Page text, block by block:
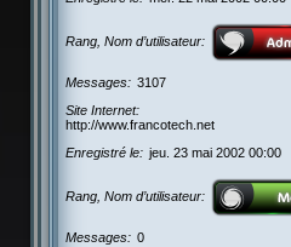
Rang, Nom d’utilisateur
Messages
3107
Site Internet
http://www.francotech.net
Enregistré le
jeu. 23 mai 2002 00:00
Rang, Nom d’utilisateur
Messages
0